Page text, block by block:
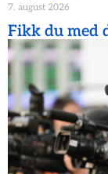
7. august 2026
Fikk du med